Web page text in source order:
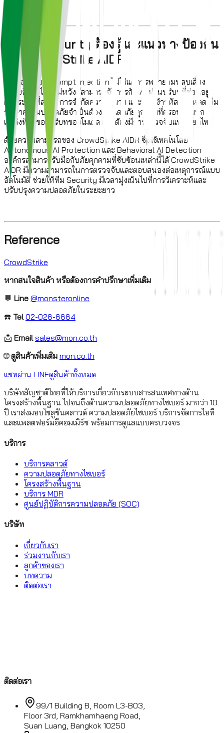
สิ่งที่ทีม Security ต้องรู้และแนวทางป้องกัน
ด้วย CrowdStrike AIDR
การโจมตีแบบ Prompt Injection ไม่ใช่แค่การพยายามหลบเลี่ยง
ระบบอีกต่อไป ผู้ไม่หวังดีสามารถจัดการกับ AI ผ่านบริบทที่ซ่อนอยู่
ตัวกระตุ้นที่ล่าช้า การจำกัดความหมาย และการเข้ารหัสเพย์โหลด ทีม
รักษาความปลอดภัยจำเป็นต้องมีโมเดลภัยคุกคามที่ครอบคลุมทุก
แหล่งที่มาของบริบทของโมเดล และต้องมีการตรวจจับแบบเรียลไทม์
ด้วยความสามารถของ CrowdStrike AIDR ซึ่งใช้เทคโนโลยี
Autonomous AI Protection และ Behavioral AI Detection
องค์กรสามารถรับมือกับภัยคุกคามที่ซับซ้อนเหล่านี้ได้ CrowdStrike
AIDR มีความสามารถในการตรวจจับและตอบสนองต่อเหตุการณ์แบบ
อัตโนมัติ ช่วยให้ทีม Security มีเวลามุ่งเน้นไปที่การวิเคราะห์และ
ปรับปรุงความปลอดภัยในระยะยาว
Reference
CrowdStrike
หากสนใจสินค้า หรือต้องการคำปรึกษาเพิ่มเติม
💬 Line @monsteronline
☎️ Tel 02-026-6664
📩 Email sales@mon.co.th
🌐ดูสินค้าเพิ่มเติม mon.co.th
แชทผ่าน LINEดูสินค้าทั้งหมด
บริษัทสัญชาติไทยที่ให้บริการเกี่ยวกับระบบสารสนเทศทางด้าน
โครงสร้างพื้นฐาน ไปจนถึงด้านความปลอดภัยทางไซเบอร์ มากว่า 10
ปี เราส่งมอบโซลูชันคลาวด์ ความปลอดภัยไซเบอร์ บริการจัดการไอที
และแพลตฟอร์มอีคอมเมิร์ซ พร้อมการดูแลแบบครบวงจร
บริการ
บริการคลาวด์
ความปลอดภัยทางไซเบอร์
โครงสร้างพื้นฐาน
บริการ MDR
ศูนย์ปฏิบัติการความปลอดภัย (SOC)
บริษัท
เกี่ยวกับเรา
ร่วมงานกับเรา
ลูกค้าของเรา
บทความ
ติดต่อเรา
ติดต่อเรา
99/1 Building B, Room L3-B03,
Floor 3rd, Ramkhamhaeng Road,
Suan Luang, Bangkok 10250